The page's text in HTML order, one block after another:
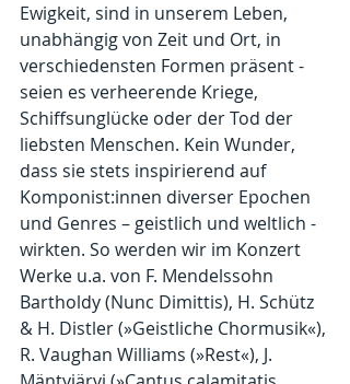
Ewigkeit, sind in unserem Leben,
unabhängig von Zeit und Ort, in
verschiedensten Formen präsent -
seien es verheerende Kriege,
Schiffsunglücke oder der Tod der
liebsten Menschen. Kein Wunder,
dass sie stets inspirierend auf
Komponist:innen diverser Epochen
und Genres – geistlich und weltlich -
wirkten. So werden wir im Konzert
Werke u.a. von F. Mendelssohn
Bartholdy (Nunc Dimittis), H. Schütz
& H. Distler (»Geistliche Chormusik«),
R. Vaughan Williams (»Rest«), J.